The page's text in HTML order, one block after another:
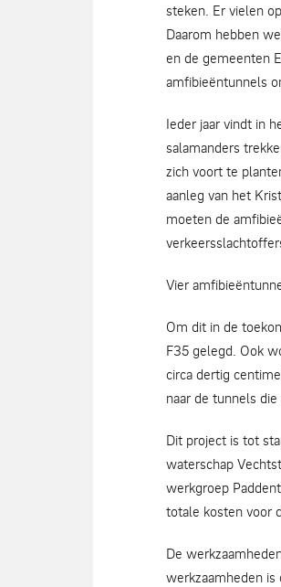
steken. Er vielen
Daarom hebben
en de gemeenten
amfibieëntunnels
Ieder jaar vindt in
salamanders
zich voort te
aanleg van het
moeten de
Vier
Om dit in de
F35 gelegd. Ook
circa dertig
naar de tunnels
Dit project is tot
waterschap
werkgroep
totale kosten voor
De
werkzaamheden is